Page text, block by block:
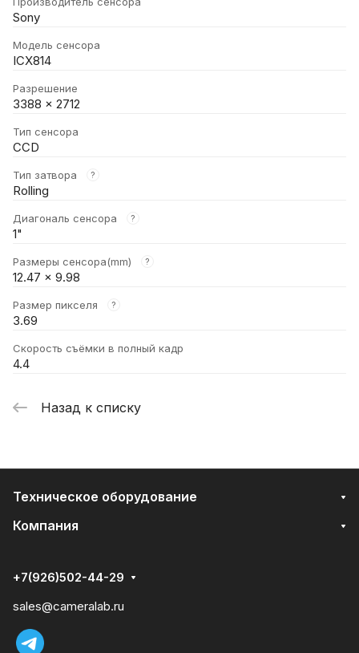
Sony
Модель сенсора
ICX814
Разрешение
3388 × 2712
Тип сенсора
CCD
Тип затвора ?
Rolling
Диагональ сенсора ?
1"
Размеры сенсора(mm) ?
12.47 × 9.98
Размер пикселя ?
3.69
Скорость съёмки в полный кадр
4.4
Назад к списку
Техническое оборудование
Компания
+7(926)502-44-29
sales@cameralab.ru